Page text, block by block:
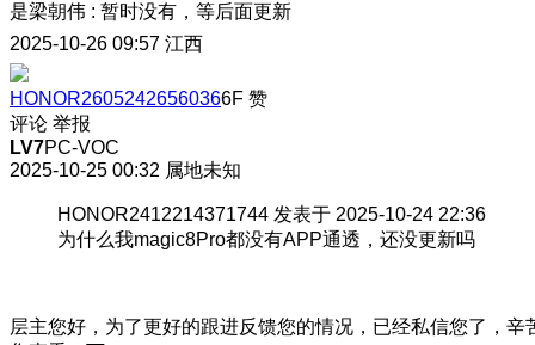
是梁朝伟 : 暂时没有，等后面更新
2025-10-26 09:57 江西
HONOR26052426560366F 赞
评论 举报
LV7PC-VOC
2025-10-25 00:32 属地未知
HONOR2412214371744 发表于 2025-10-24 22:36
为什么我magic8Pro都没有APP通透，还没更新吗
层主您好，为了更好的跟进反馈您的情况，已经私信您了，辛